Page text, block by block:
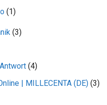
(1)
(3)
(4)
| MILLECENTA (DE) (3)